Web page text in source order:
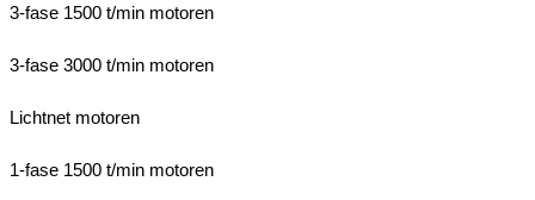
3-fase 1500 t/min motoren
3-fase 3000 t/min motoren
Lichtnet motoren
1-fase 1500 t/min motoren